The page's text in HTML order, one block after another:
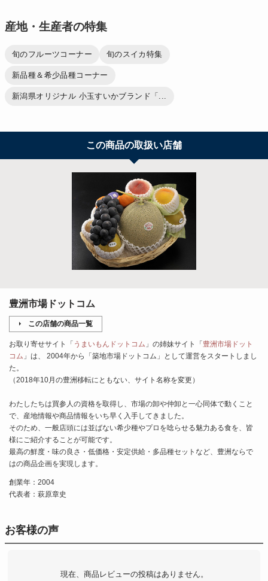
産地・生産者の特集
旬のフルーツコーナー 旬のスイカ特集
新品種＆希少品種コーナー
新潟県オリジナル 小玉すいかブランド「...
この商品の取扱い店舗
豊洲市場ドットコム
この店舗の商品一覧
お取り寄せサイト「 うまいもんドットコム 」の姉妹サイト「 豊洲市場ドット
コム 」は、 2004年から「築地市場ドットコム」として運営をスタートしまし
た。
（2018年10月の豊洲移転にともない、サイト名称を変更）
わたしたちは買参人の資格を取得し、市場の卸や仲卸と一心同体で動くこと
で、産地情報や商品情報をいち早く入手してきました。
そのため、一般店頭には並ばない希少種やプロを唸らせる魅力ある食を、皆
様にご紹介することが可能です。
最高の鮮度・味の良さ・低価格・安定供給・多品種セットなど、豊洲ならで
はの商品企画を実現します。
創業年：2004
代表者：萩原章史
お客様の声
現在、商品レビューの投稿はありません。